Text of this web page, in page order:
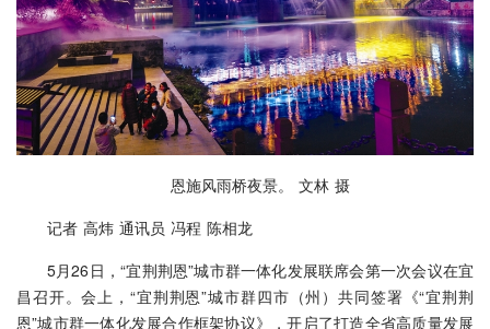
恩施风雨桥夜景。 文林 摄
记者 高炜 通讯员 冯程 陈相龙
5月26日，“宜荆荆恩”城市群一体化发展联席会第一次会议在宜
昌召开。会上，“宜荆荆恩”城市群四市（州）共同签署《“宜荆荆
恩”城市群一体化发展合作框架协议》，开启了打造全省高质量发展